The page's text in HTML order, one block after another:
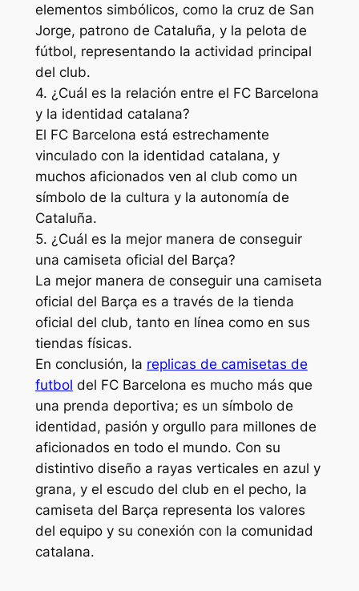
elementos simbólicos, como la cruz de San
Jorge, patrono de Cataluña, y la pelota de
fútbol, representando la actividad principal
del club.
4. ¿Cuál es la relación entre el FC Barcelona
y la identidad catalana?
El FC Barcelona está estrechamente
vinculado con la identidad catalana, y
muchos aficionados ven al club como un
símbolo de la cultura y la autonomía de
Cataluña.
5. ¿Cuál es la mejor manera de conseguir
una camiseta oficial del Barça?
La mejor manera de conseguir una camiseta
oficial del Barça es a través de la tienda
oficial del club, tanto en línea como en sus
tiendas físicas.
En conclusión, la replicas de camisetas de
futbol del FC Barcelona es mucho más que
una prenda deportiva; es un símbolo de
identidad, pasión y orgullo para millones de
aficionados en todo el mundo. Con su
distintivo diseño a rayas verticales en azul y
grana, y el escudo del club en el pecho, la
camiseta del Barça representa los valores
del equipo y su conexión con la comunidad
catalana.